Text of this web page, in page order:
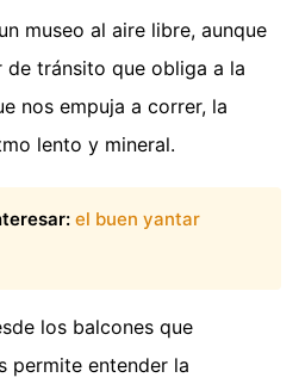
museo al aire libre, aunque
de tránsito que obliga a la
nos empuja a correr, la
lento y mineral.
el buen yantar
los balcones que
permite entender la